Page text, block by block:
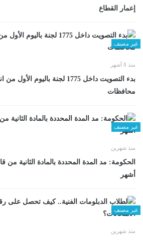
إعمار القطاع
غير مصنف
منذ 8 أشهر
محافظات
غير مصنف
منذ شهرين
أشهر
غير مصنف
منذ شهرين